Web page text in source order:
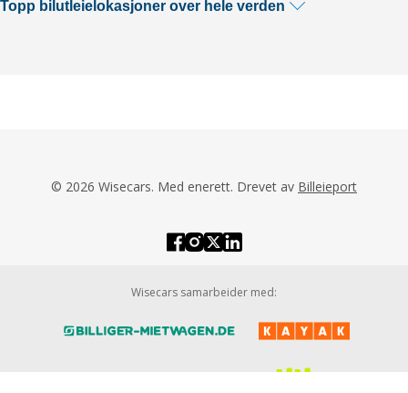
Topp bilutleielokasjoner over hele verden
© 2026 Wisecars. Med enerett. Drevet av Billeieport
Wisecars samarbeider med: